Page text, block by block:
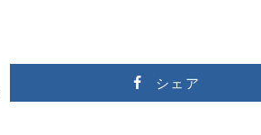
シェア